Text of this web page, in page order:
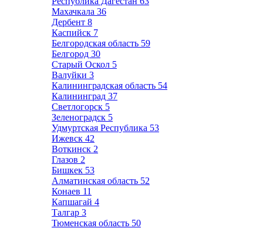
Махачкала 36
Дербент 8
Каспийск 7
Белгородская область 59
Белгород 30
Старый Оскол 5
Валуйки 3
Калининградская область 54
Калининград 37
Светлогорск 5
Зеленоградск 5
Удмуртская Республика 53
Ижевск 42
Воткинск 2
Глазов 2
Бишкек 53
Алматинская область 52
Конаев 11
Капшагай 4
Талгар 3
Тюменская область 50